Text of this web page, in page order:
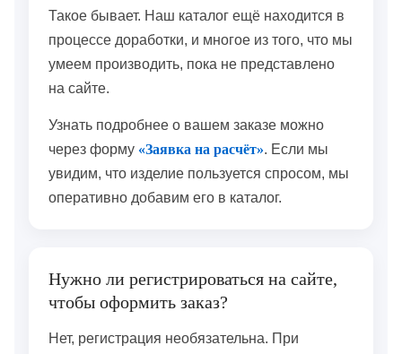
Такое бывает. Наш каталог ещё находится в
процессе доработки, и многое из того, что мы
умеем производить, пока не представлено
на сайте.
Узнать подробнее о вашем заказе можно
через форму «Заявка на расчёт». Если мы
увидим, что изделие пользуется спросом, мы
оперативно добавим его в каталог.
Нужно ли регистрироваться на сайте,
чтобы оформить заказ?
Нет, регистрация необязательна. При